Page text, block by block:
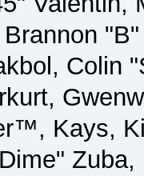
Colin
Kays,